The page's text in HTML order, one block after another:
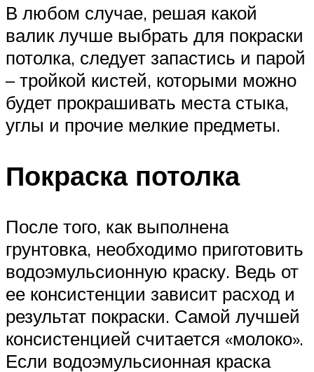
В любом случае, решая какой
валик лучше выбрать для покраски
потолка, следует запастись и парой
– тройкой кистей, которыми можно
будет прокрашивать места стыка,
углы и прочие мелкие предметы.
Покраска потолка
После того, как выполнена
грунтовка, необходимо приготовить
водоэмульсионную краску. Ведь от
ее консистенции зависит расход и
результат покраски. Самой лучшей
консистенцией считается «молоко».
Если водоэмульсионная краска